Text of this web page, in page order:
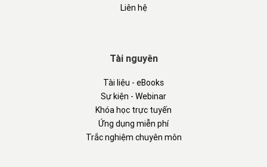
Liên hệ
Tài nguyên
Tài liệu - eBooks
Sự kiện - Webinar
Khóa học trực tuyến
Ứng dụng miễn phí
Trắc nghiệm chuyên môn